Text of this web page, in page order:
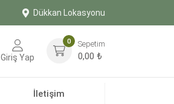
Dükkan Lokasyonu
Giriş Yap
0 Sepetim
0,00 ₺
İletişim